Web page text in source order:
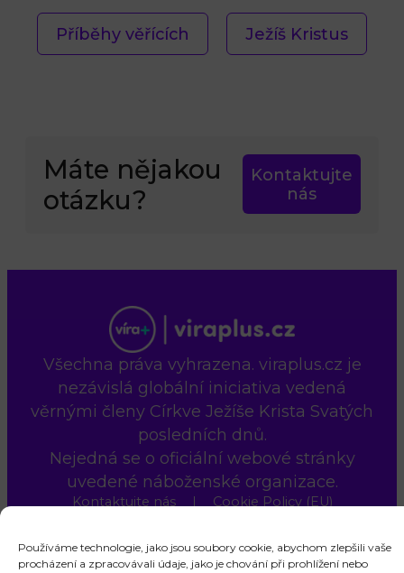
Používáme technologie, jako jsou soubory cookie, abychom zlepšili vaše
procházení a zpracovávali údaje, jako je chování při prohlížení nebo
Příběhy věřících Ježíš Kristus
Máte nějakou
otázku?
Kontaktujte
nás
Všechna práva vyhrazena. viraplus.cz je
nezávislá globální iniciativa vedená
věrnými členy Církve Ježíše Krista Svatých
posledních dnů.
Nejedná se o oficiální webové stránky
uvedené náboženské organizace.
Kontaktujte nás Cookie Policy (EU)